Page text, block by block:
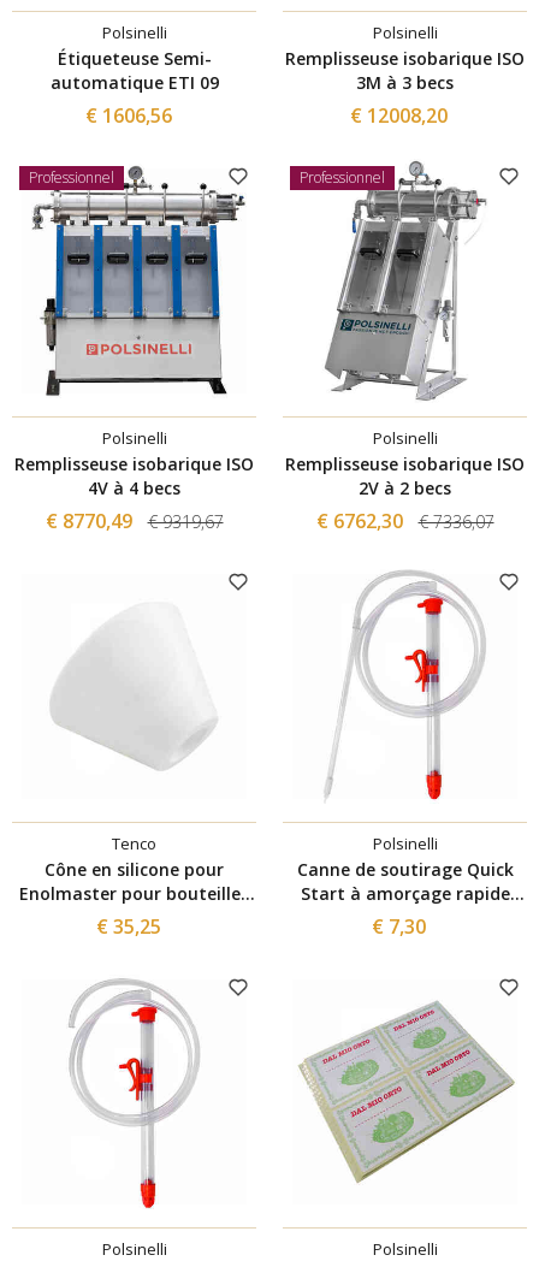
Polsinelli
Étiqueteuse Semi-
automatique ETI 09
€ 1606,56
Polsinelli
Remplisseuse isobarique ISO
3M à 3 becs
€ 12008,20
Professionnel
Polsinelli
Remplisseuse isobarique ISO
4V à 4 becs
€ 8770,49 € 9319,67
Professionnel
Polsinelli
Remplisseuse isobarique ISO
2V à 2 becs
€ 6762,30 € 7336,07
Tenco
Cône en silicone pour
Enolmaster pour bouteilles
à goulot large
€ 35,25
Polsinelli
Canne de soutirage Quick
Start à amorçage rapide
anti-mousse
€ 7,30
Polsinelli Polsinelli